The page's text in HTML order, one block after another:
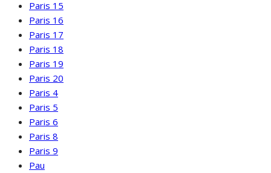
Paris 15
Paris 16
Paris 17
Paris 18
Paris 19
Paris 20
Paris 4
Paris 5
Paris 6
Paris 8
Paris 9
Pau